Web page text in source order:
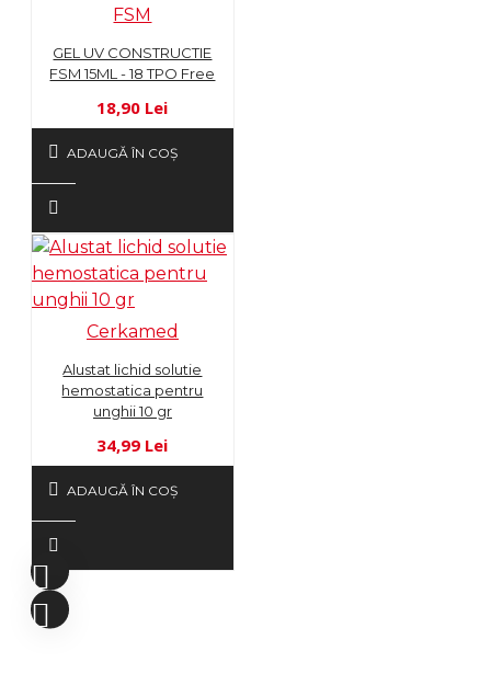
FSM
GEL UV CONSTRUCTIE
FSM 15ML - 18 TPO Free
18,90 Lei
ADAUGĂ ÎN COŞ
Cerkamed
Alustat lichid solutie
hemostatica pentru
unghii 10 gr
34,99 Lei
ADAUGĂ ÎN COŞ